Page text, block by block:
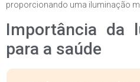
proporcionando uma iluminação
Importância da
para a saúde